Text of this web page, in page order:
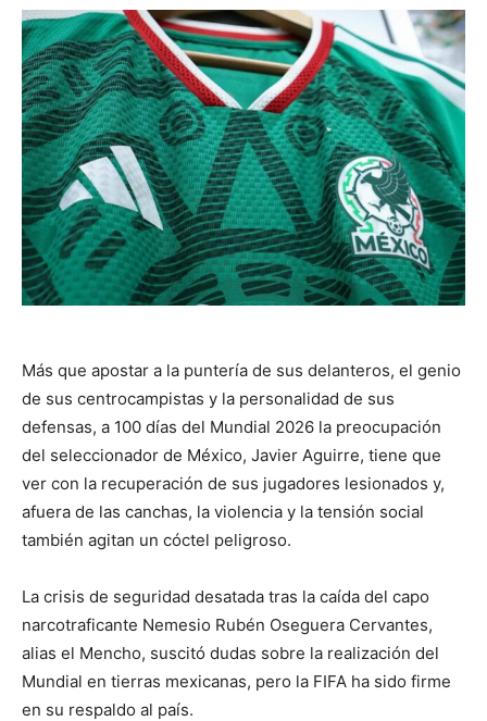
Más que apostar a la puntería de sus delanteros, el genio
de sus centrocampistas y la personalidad de sus
defensas, a 100 días del Mundial 2026 la preocupación
del seleccionador de México, Javier Aguirre, tiene que
ver con la recuperación de sus jugadores lesionados y,
afuera de las canchas, la violencia y la tensión social
también agitan un cóctel peligroso.
La crisis de seguridad desatada tras la caída del capo
narcotraficante Nemesio Rubén Oseguera Cervantes,
alias el Mencho, suscitó dudas sobre la realización del
Mundial en tierras mexicanas, pero la FIFA ha sido firme
en su respaldo al país.